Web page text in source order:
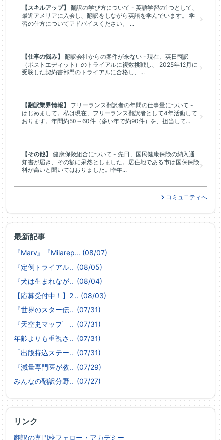
最新記事
『Marv』『Milarep... (08/07)
『定例トライアル... (08/05)
『犬は生まれなが... (08/04)
【応募受付中！】2... (08/03)
『世界のスター伝... (07/31)
『天空史マップ ... (07/31)
年齢よりも重視さ... (07/31)
「出版持込ステー... (07/31)
『減量専門医が教... (07/29)
みんなの翻訳分野... (07/27)
リンク
翻訳の専門校フェロー・アカデミー
【スキルアップ】
翻訳の学び方について - 英語学習の1つとして、
最近アメリアに入会し、翻訳をしながら英語を学んでいます。 学
習の仕方についてアドバイスください。 ...
【仕事の悩み】
翻訳会社からの案件が来ない - 現在、英日翻訳
（ポストエディット）のトライアルに複数挑戦し、 2025年12月に
受験した契約書部門のトライアルに合格し、...
【翻訳業界情報】
フリーランス翻訳者の年間の仕事量について -
はじめまして。私は現在、フリーランス翻訳者として4年活動して
おります。年間約50～60件（多い年で約90件）を、担当して...
【その他】
健康保険組合について - 先日、国民健康保険の納入通
知書が届き、その額に呆然としました。居住地である市は国保保険
料が高いと聞いてはおりました。昨年...
コミュニティへ